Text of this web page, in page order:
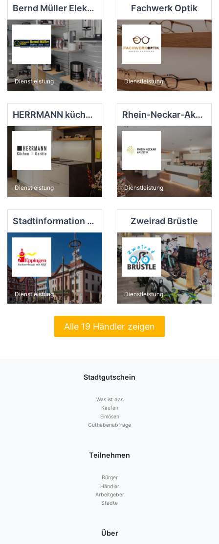
Bernd Müller Elektro, Bild & Ton
Dienstleistung
Fachwerk Optik
Dienstleistung
HERRMANN küchen | geräte
Dienstleistung
Rhein-Neckar-Akustik
Dienstleistung
Stadtinformation Eppingen
Dienstleistung
Zweirad Brüstle
Dienstleistung
Alle 19 Händler zeigen
Stadtgutschein
Was ist das
Kaufen
Einlösen
Guthabenabfrage
Teilnehmen
Bürger
Händler
Arbeitgeber
Städte
Über